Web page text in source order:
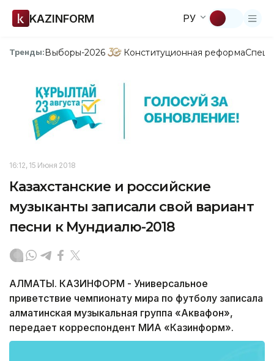
KAZINFORM РУ
Тренды:Выборы-2026 Конституционная реформа
16:12, 15 Июня 2018
Казахстанские и российские
музыканты записали свой вариант
песни к Мундиалю-2018
АЛМАТЫ. КАЗИНФОРМ - Универсальное
приветствие чемпионату мира по футболу записала
алматинская музыкальная группа «Аквафон»,
передает корреспондент МИА «Казинформ».